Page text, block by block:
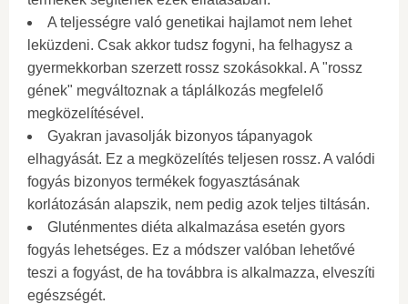
A teljességre való genetikai hajlamot nem lehet
leküzdeni. Csak akkor tudsz fogyni, ha felhagysz a
gyermekkorban szerzett rossz szokásokkal. A "rossz
gének" megváltoznak a táplálkozás megfelelő
megközelítésével.
Gyakran javasolják bizonyos tápanyagok
elhagyását. Ez a megközelítés teljesen rossz. A valódi
fogyás bizonyos termékek fogyasztásának
korlátozásán alapszik, nem pedig azok teljes tiltásán.
Gluténmentes diéta alkalmazása esetén gyors
fogyás lehetséges. Ez a módszer valóban lehetővé
teszi a fogyást, de ha továbbra is alkalmazza, elveszíti
egészségét.